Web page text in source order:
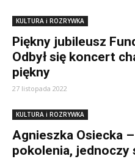
KULTURA i ROZRYWKA
Piękny jubileusz
Odbył się koncert
piękny
27 listopada 2022
KULTURA i ROZRYWKA
Agnieszka Osiecka
pokolenia, jednoczy